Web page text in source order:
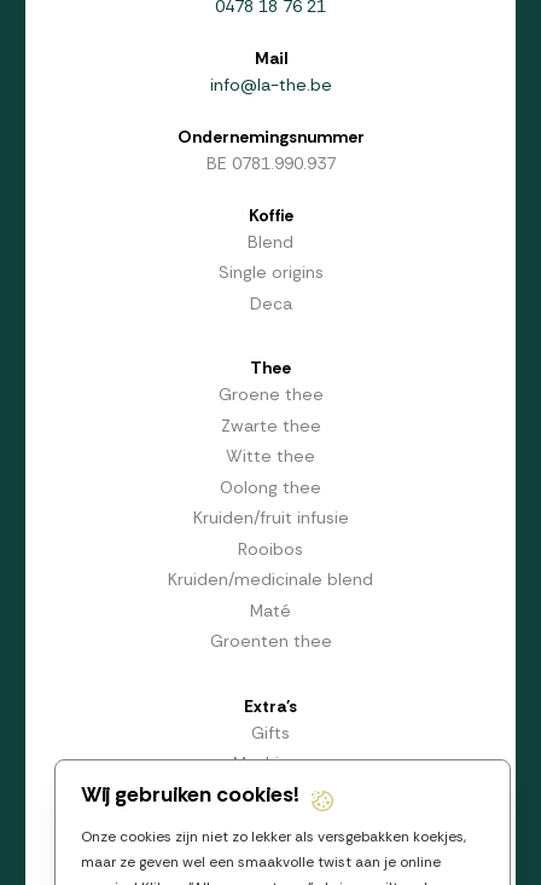
0478 18 76 21
Mail
info@la-the.be
Ondernemingsnummer
BE 0781.990.937
Koffie
Blend
Single origins
Deca
Thee
Groene thee
Zwarte thee
Witte thee
Oolong thee
Kruiden/fruit infusie
Rooibos
Kruiden/medicinale blend
Maté
Groenten thee
Extra's
Gifts
Machines
Accessoires
Algemeen
Wij gebruiken cookies!
Onze cookies zijn niet zo lekker als versgebakken koekjes,
maar ze geven wel een smaakvolle twist aan je online